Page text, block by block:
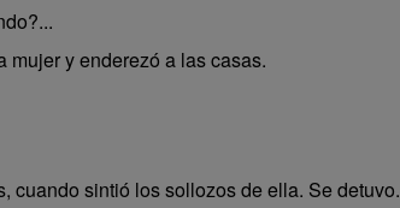
y enderezó a las casas.
cuando sintió los sollozos de ella. Se detuvo.